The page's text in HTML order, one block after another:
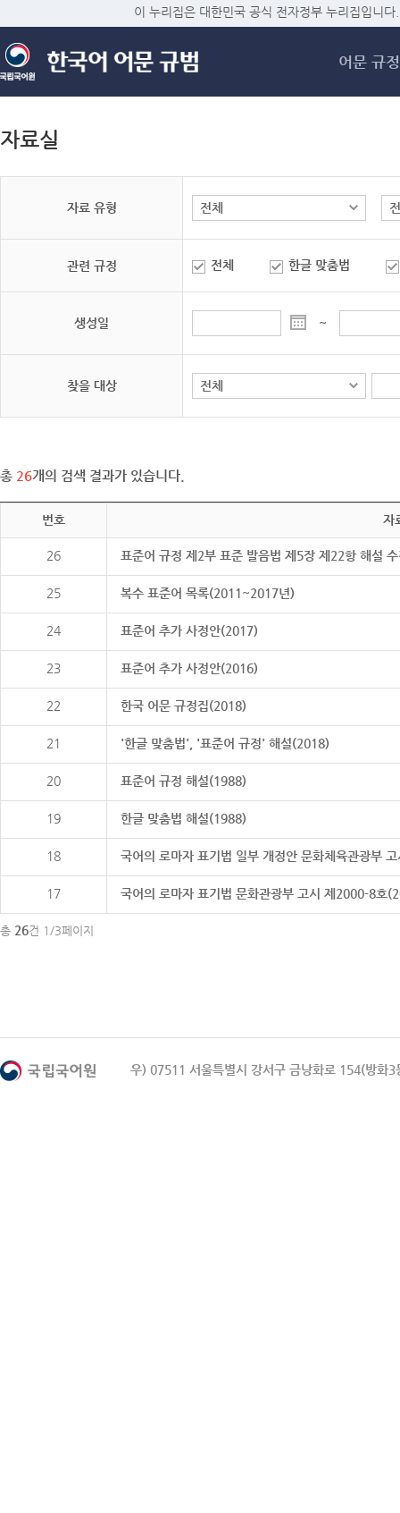
메
이 누리집은 대한민국 공식 전자정부 누리집입니다.
어문 규정
자료실
자료 유형
관련 규정 전체 한글 맞춤법
생성일 ~
찾을 대상
총 26개의 검색 결과가 있습니다.
번호 자
26 표준어 규정 제2부 표준 발음법 제5장 제22항 해설
25 복수 표준어 목록(2011~2017년)
24 표준어 추가 사정안(2017)
23 표준어 추가 사정안(2016)
22 한국 어문 규정집(2018)
21 '한글 맞춤법', '표준어 규정' 해설(2018)
20 표준어 규정 해설(1988)
19 한글 맞춤법 해설(1988)
18 국어의 로마자 표기법 일부 개정안 문화체육관광부
17 국어의 로마자 표기법 문화관광부 고시 제2000-8호
총 26건 1/3페이지
우) 07511 서울특별시 강서구 금낭화로 154(방화3